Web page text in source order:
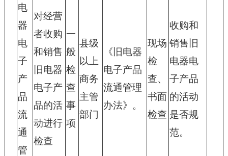
电
器
电
子
产
品
流
通
管
对经营
者收购
和销售
旧电器
电子产
品的活
动进行
检查
一
般
检
查
事
项
县级
以上
商务
主管
部门
《旧电器
电子产品
流通管理
办法》。
现场
检
查、
书面
检查
收购和
销售旧
电器电
子产品
的活动
是否规
范。